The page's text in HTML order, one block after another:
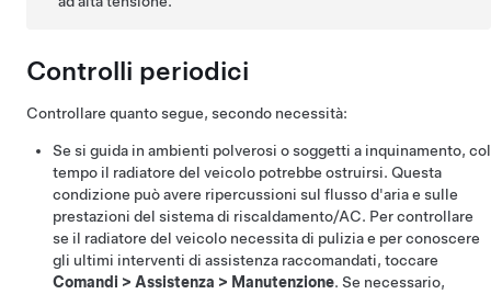
Controlli periodici
Controllare quanto segue, secondo necessità:
Se si guida in ambienti polverosi o soggetti a inquinamento, col
tempo il radiatore del veicolo potrebbe ostruirsi. Questa
condizione può avere ripercussioni sul flusso d'aria e sulle
prestazioni del sistema di riscaldamento/AC. Per controllare
se il radiatore del veicolo necessita di pulizia e per conoscere
gli ultimi interventi di assistenza raccomandati, toccare
Comandi > Assistenza > Manutenzione. Se necessario,